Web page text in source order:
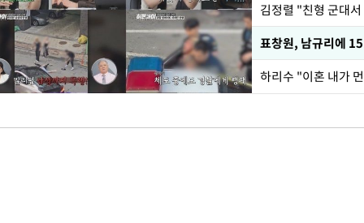
김정렬 "친형 군대
하리수 "이혼 내가